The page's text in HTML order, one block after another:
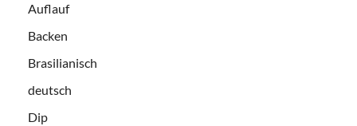
Auflauf
Backen
Brasilianisch
deutsch
Dip